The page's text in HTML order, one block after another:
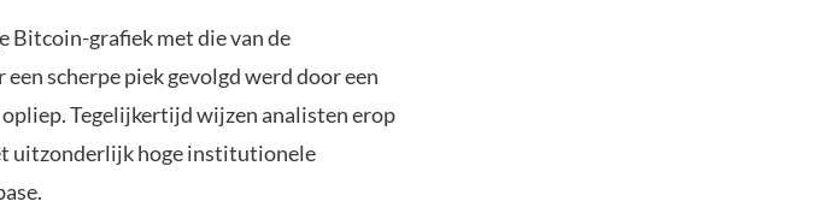
Bitcoin-grafiek met die van de
scherpe piek gevolgd werd door een
Tegelijkertijd wijzen analisten erop
uitzonderlijk hoge institutionele